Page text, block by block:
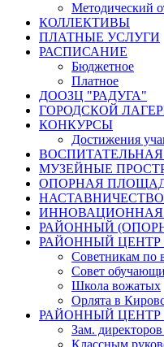
Методический
КОЛЛЕКТИВЫ
ПЛАТНЫЕ УСЛУГИ
РАСПИСАНИЕ
Бюджетное
Платное
ДООЗЦ "РАДУГА"
ГОРОДСКОЙ
КОНКУРСЫ
Достижения
МУЗЕЙНЫЕ
ОПОРНАЯ
НАСТАВНИЧЕСТВО
ИННОВАЦИОННАЯ
РАЙОННЫЙ
РАЙОННЫЙ
Советникам по
Совет
Школа вожатых
Орлята в
РАЙОННЫЙ
Зам.
Классным